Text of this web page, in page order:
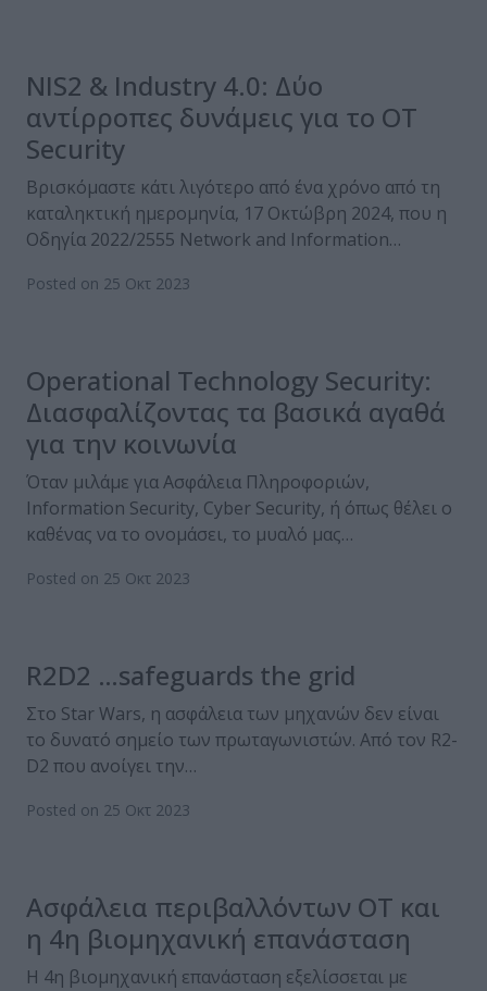
NIS2 & Industry 4.0: Δύο
αντίρροπες δυνάμεις για το OT
Security
Βρισκόμαστε κάτι λιγότερο από ένα χρόνο από τη
καταληκτική ημερομηνία, 17 Οκτώβρη 2024, που η
Οδηγία 2022/2555 Network and Information…
Posted on 25 Οκτ 2023
Operational Technology Security:
Διασφαλίζοντας τα βασικά αγαθά
για την κοινωνία
Όταν μιλάμε για Ασφάλεια Πληροφοριών,
Information Security, Cyber Security, ή όπως θέλει ο
καθένας να το ονομάσει, το μυαλό μας…
Posted on 25 Οκτ 2023
R2D2 …safeguards the grid
Στο Star Wars, η ασφάλεια των μηχανών δεν είναι
το δυνατό σημείο των πρωταγωνιστών. Από τον R2-
D2 που ανοίγει την…
Posted on 25 Οκτ 2023
Ασφάλεια περιβαλλόντων ΟΤ και
η 4η βιομηχανική επανάσταση
Η 4η βιομηχανική επανάσταση εξελίσσεται με